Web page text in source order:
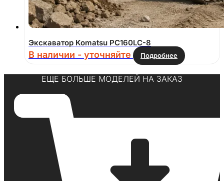
Экскаватор Komatsu PC160LC-8
В наличии - уточняйте Подробнее
ЕЩЕ БОЛЬШЕ МОДЕЛЕЙ НА ЗАКАЗ